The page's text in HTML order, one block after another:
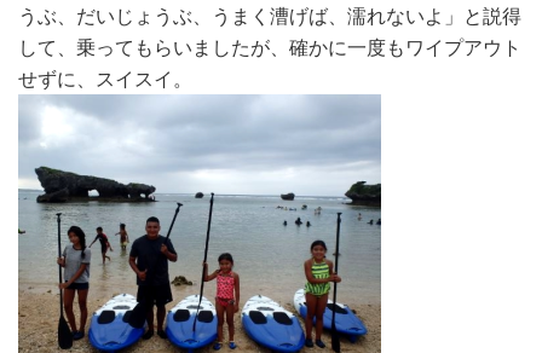
うぶ、だいじょうぶ、うまく漕げば、濡れないよ」と説得
して、乗ってもらいましたが、確かに一度もワイプアウト
せずに、スイスイ。